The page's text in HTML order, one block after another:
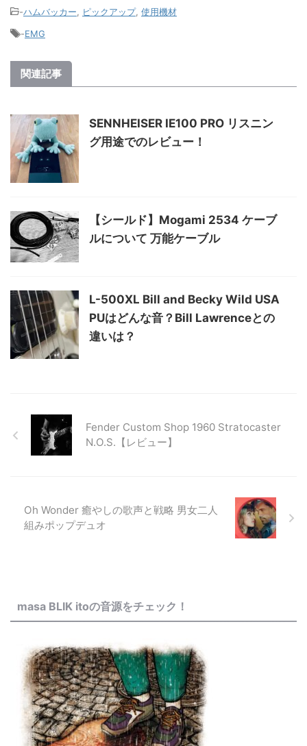
-ハムバッカー, ピックアップ, 使用機材
-EMG
関連記事
SENNHEISER IE100 PRO リスニン
グ用途でのレビュー！
【シールド】Mogami 2534 ケーブ
ルについて 万能ケーブル
L-500XL Bill and Becky Wild USA
PUはどんな音？Bill Lawrenceとの
違いは？
Fender Custom Shop 1960 Stratocaster
N.O.S.【レビュー】
Oh Wonder 癒やしの歌声と戦略 男女二人
組みポップデュオ
masa BLIK itoの音源をチェック！